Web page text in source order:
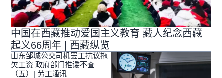
中国在西藏推动爱国主义教育 藏人纪念西藏
起义66周年 | 西藏纵览
山东邹城公交司机罢工抗议拖
欠工资 政府部门推诿不查
（五）| 劳工通讯